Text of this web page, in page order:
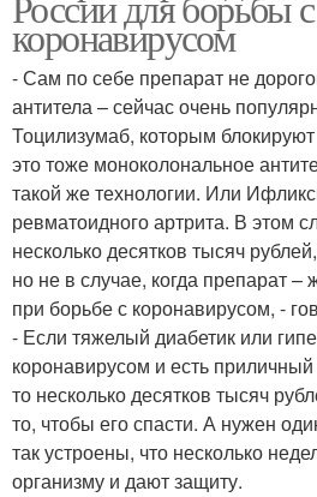
коронавирусом
- Сам по себе препарат не
антитела – сейчас очень
Тоцилизумаб, которым
это тоже моноколональное
такой же технологии. Или
ревматоидного артрита. В этом
несколько десятков тысяч
но не в случае, когда препарат
при борьбе с коронавирусом, -
- Если тяжелый диабетик или
коронавирусом и есть приличный
то несколько десятков тысяч
то, чтобы его спасти. А нужен
так устроены, что несколько
организму и дают защиту.